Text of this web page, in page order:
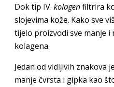
Dok tip IV. kolagenfiltrira
slojevima kože. Kako sve
tijelo proizvodi sve manje
kolagena.
Jedan od vidljivih znakova
manje čvrsta i gipka kao